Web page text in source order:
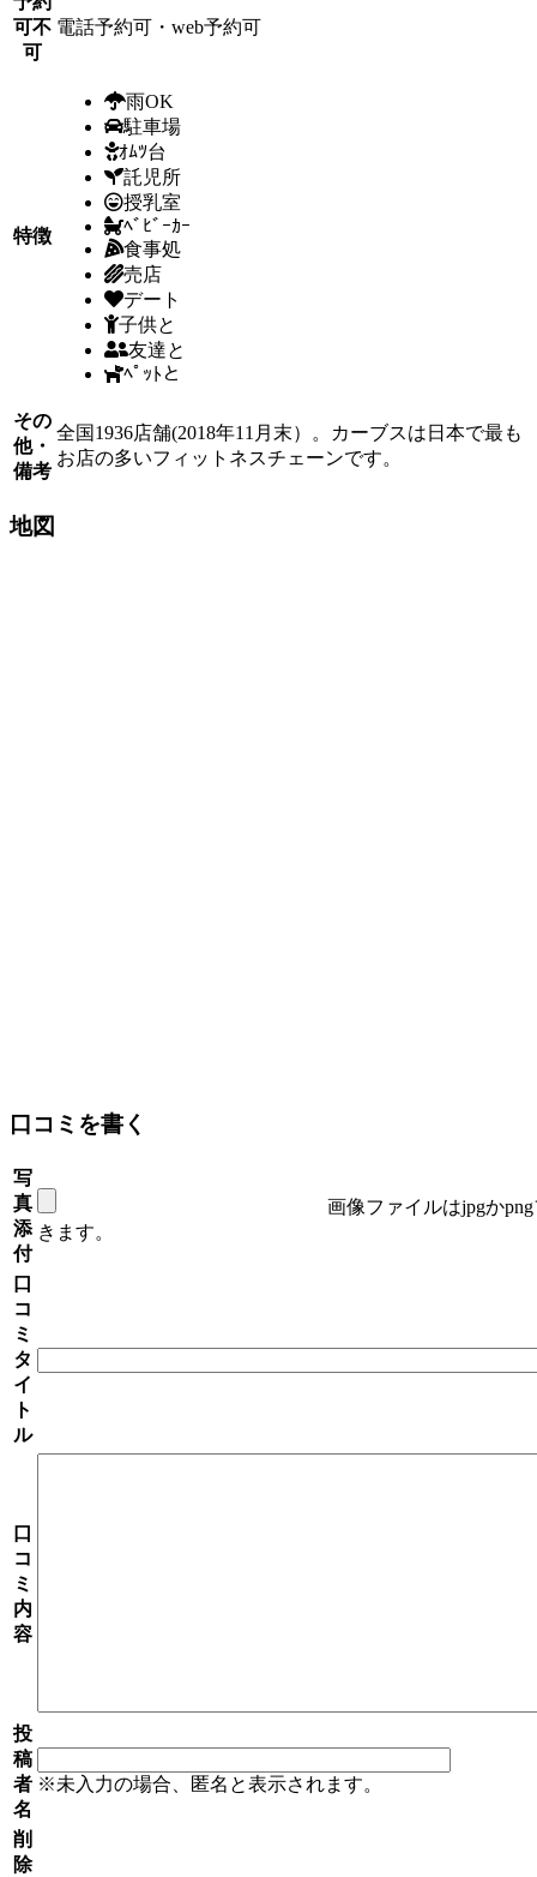
可不
可
電話予約可・web予約可
特徴
雨OK
駐車場
ｵﾑﾂ台
託児所
授乳室
ﾍﾞﾋﾞｰｶｰ
食事処
売店
デート
子供と
友達と
ﾍﾟｯﾄと
その
他・
備考
全国1936店舗(2018年11月末）。カーブスは日本で最も
お店の多いフィットネスチェーンです。
地図
口コミを書く
写
真
添
付
画像ファイルはjpgか
きます。
口
コ
ミ
タ
イ
ト
ル
口
コ
ミ
内
容
投
稿
者
名
※未入力の場合、匿名と表示されます。
削
除